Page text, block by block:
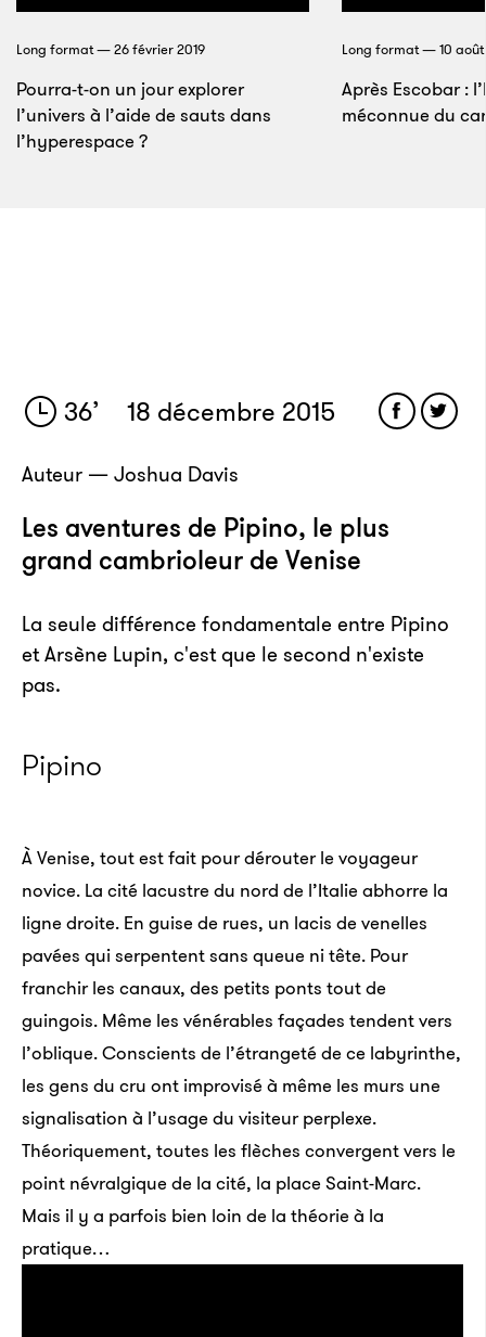
de MPC. Le légendaire créateur d’instruments,
inventeur de la boîte à rythmes moderne et de la
découvrez comment Linn a révolutionné la musique
et particulièrement le hip-hop.
Les débuts de Cash Money
Records
Avec des artistes comme Drake, Young Thug, Nicki
Records pèse lourd dans le rap contemporain – et sa
renommée ne va pas sans quelques rumeurs
outrageuses. Retour sur l’histoire trouble de la
maison mère du Dirty South et de son fondateur
Birdman, dans les bas fonds de la Nouvelle-Orléans.
Lire la suite
Long format — 26 février 2019
Pourra-t-on un jour explorer
l’univers à l’aide de sauts dans
l’hyperespace ?
Long format — 10 août
Après Escobar :
méconnue du
36’ 18 décembre 2015
Auteur — Joshua Davis
Les aventures de Pipino, le plus
grand cambrioleur de Venise
La seule différence fondamentale entre Pipino
et Arsène Lupin, c'est que le second n'existe
pas.
Pipino
À Venise, tout est fait pour dérouter le voyageur
novice. La cité lacustre du nord de l’Italie abhorre la
ligne droite. En guise de rues, un lacis de venelles
pavées qui serpentent sans queue ni tête. Pour
franchir les canaux, des petits ponts tout de
guingois. Même les vénérables façades tendent vers
l’oblique. Conscients de l’étrangeté de ce labyrinthe,
les gens du cru ont improvisé à même les murs une
signalisation à l’usage du visiteur perplexe.
Théoriquement, toutes les flèches convergent vers le
point névralgique de la cité, la place Saint-Marc.
Mais il y a parfois bien loin de la théorie à la
pratique…